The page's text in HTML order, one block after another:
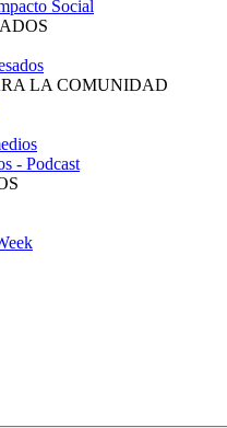
Social
LA COMUNIDAD
- Podcast